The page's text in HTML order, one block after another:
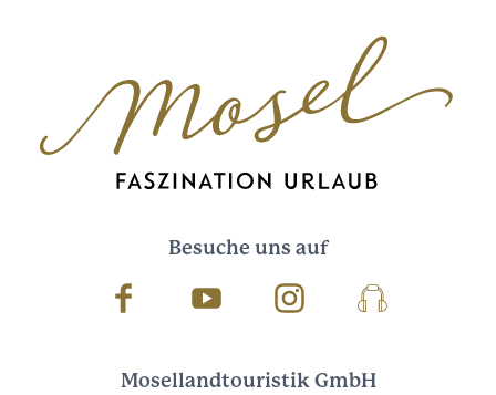
Besuche uns auf
Facebook Youtube InstagramPodcast
Mosellandtouristik GmbH